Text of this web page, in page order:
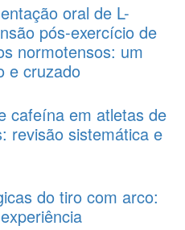
oral de L-
pós-exercício de
normotensos: um
e cruzado
cafeína em atletas de
revisão sistemática e
do tiro com arco: